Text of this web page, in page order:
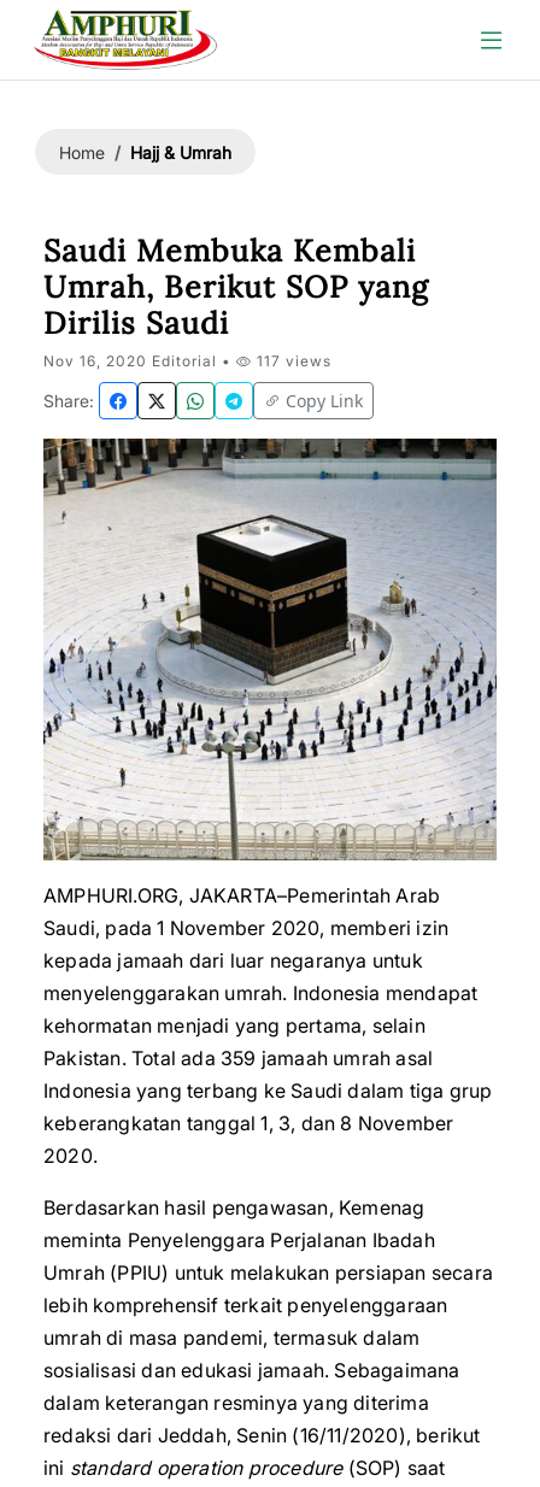
Home Hajj & Umrah
Saudi Membuka Kembali
Umrah, Berikut SOP yang
Dirilis Saudi
Nov 16, 2020 Editorial • 117 views
Share: Copy Link
AMPHURI.ORG, JAKARTA–Pemerintah Arab
Saudi, pada 1 November 2020, memberi izin
kepada jamaah dari luar negaranya untuk
menyelenggarakan umrah. Indonesia mendapat
kehormatan menjadi yang pertama, selain
Pakistan. Total ada 359 jamaah umrah asal
Indonesia yang terbang ke Saudi dalam tiga grup
keberangkatan tanggal 1, 3, dan 8 November
2020.
Berdasarkan hasil pengawasan, Kemenag
meminta Penyelenggara Perjalanan Ibadah
Umrah (PPIU) untuk melakukan persiapan secara
lebih komprehensif terkait penyelenggaraan
umrah di masa pandemi, termasuk dalam
sosialisasi dan edukasi jamaah. Sebagaimana
dalam keterangan resminya yang diterima
redaksi dari Jeddah, Senin (16/11/2020), berikut
ini standard operation procedure(SOP) saat